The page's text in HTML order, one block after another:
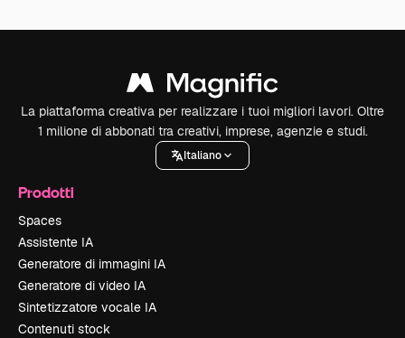
La piattaforma creativa per realizzare i tuoi migliori lavori. Oltre
1 milione di abbonati tra creativi, imprese, agenzie e studi.
Italiano
Prodotti
Spaces
Assistente IA
Generatore di immagini IA
Generatore di video IA
Sintetizzatore vocale IA
Contenuti stock